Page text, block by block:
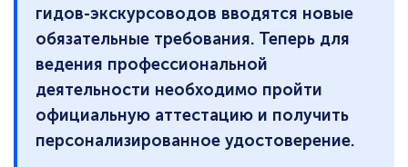
политикой
конфиденциальности сайта
гидов-экскурсоводов вводятся новые
обязательные требования. Теперь для
ведения профессиональной
деятельности необходимо пройти
официальную аттестацию и получить
персонализированное удостоверение.